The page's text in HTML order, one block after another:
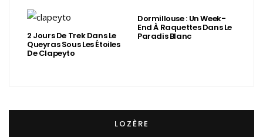
2 Jours De Trek Dans Le
Queyras Sous Les Étoiles
De Clapeyto
Dormillouse : Un Week-
End À Raquettes Dans Le
Paradis Blanc
LOZÈRE